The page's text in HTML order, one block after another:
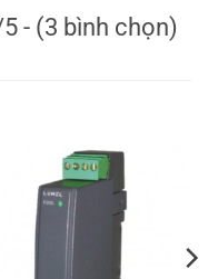
- (3 bình chọn)